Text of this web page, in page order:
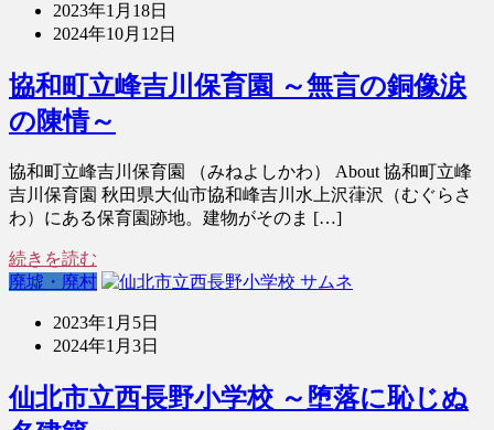
2023年1月18日
2024年10月12日
協和町立峰吉川保育園 ～無言の銅像涙
の陳情～
協和町立峰吉川保育園 （みねよしかわ） About 協和町立峰
吉川保育園 秋田県大仙市協和峰吉川水上沢葎沢（むぐらさ
わ）にある保育園跡地。建物がそのま […]
続きを読む
廃墟・廃村
2023年1月5日
2024年1月3日
仙北市立西長野小学校 ～堕落に恥じぬ